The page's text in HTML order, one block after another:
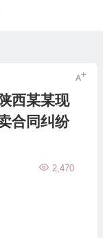
西某某现
合同纠纷
2,470